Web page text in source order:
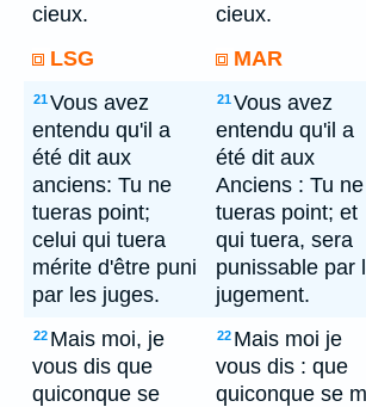
cieux.
cieux.
LSG
MAR
21Vous avez
entendu qu'il a
été dit aux
anciens: Tu ne
tueras point;
celui qui tuera
mérite d'être puni
par les juges.
21Vous avez
entendu qu'il a
été dit aux
Anciens : Tu ne
tueras point; et
qui tuera, sera
punissable par
jugement.
22 Mais moi, je
vous dis que
quiconque se
22 Mais moi je
vous dis : que
quiconque se